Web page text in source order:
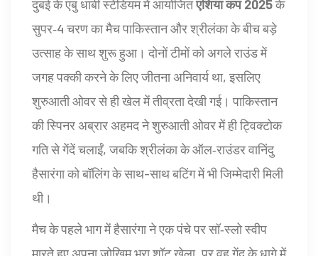
दुबई के एबु धाबी स्टेडियम में आयोजितएशिया कप 2025के
सुपर‑4 चरण का मैच पाकिस्तान और श्रीलंका के बीच बड़े
उत्साह के साथ शुरू हुआ। दोनों टीमों को अगले राउंड में
जगह पक्की करने के लिए जीतना अनिवार्य था, इसलिए
शुरुआती ओवर से ही खेल में तीव्रता देखी गई। पाकिस्तान
की स्पिनर अब्रार अहमद ने शुरुआती ओवर में ही ट्विक्टोक
गति से गेंदें चलाईं, जबकि श्रीलंका के ऑल‑राउंडर वानिंदु
हैसारंगा को बॉलिंग के साथ-साथ बटिंग में भी जिम्मेदारी मिली
थी।
मैच के पहले भाग में हैसारंगा ने एक पंचे पर सॉ‑स्लो स्वीप